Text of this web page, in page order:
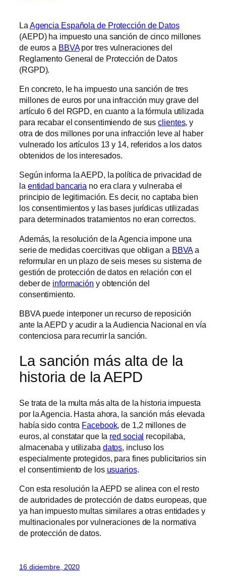
La Agencia Española de Protección de Datos
(AEPD) ha impuesto una sanción de cinco millones
de euros a BBVApor tres vulneraciones del
Reglamento General de Protección de Datos
(RGPD).
En concreto, le ha impuesto una sanción de tres
millones de euros por una infracción muy grave del
artículo 6 del RGPD, en cuanto a la fórmula utilizada
para recabar el consentimiendo de susclientes, y
otra de dos millones por una infracción leve al haber
vulnerado los artículos 13 y 14, referidos a los datos
obtenidos de los interesados.
Según informa la AEPD, la política de privacidad de
la entidad bancaria no era clara y vulneraba el
principio de legitimación. Es decir, no captaba bien
los consentimientos y las bases jurídicas utilizadas
para determinados tratamientos no eran correctos.
Además, la resolución de la Agencia impone una
serie de medidas coercitivas que obligan a BBVA a
reformular en un plazo de seis meses su sistema de
gestión de protección de datos en relación con el
deber de información y obtención del
consentimiento.
BBVA puede interponer un recurso de reposición
ante la AEPD y acudir a la Audiencia Nacional en vía
contenciosa para recurrir la sanción.
La sanción más alta de la
historia de la AEPD
Se trata de la multa más alta de la historia impuesta
por la Agencia. Hasta ahora, la sanción más elevada
había sido contra Facebook, de 1,2 millones de
euros, al constatar que la red social recopilaba,
almacenaba y utilizaba datos, incluso los
especialmente protegidos, para fines publicitarios sin
el consentimiento de los usuarios.
Con esta resolución la AEPD se alinea con el resto
de autoridades de protección de datos europeas, que
ya han impuesto multas similares a otras entidades y
multinacionales por vulneraciones de la normativa
de protección de datos.
16 diciembre, 2020